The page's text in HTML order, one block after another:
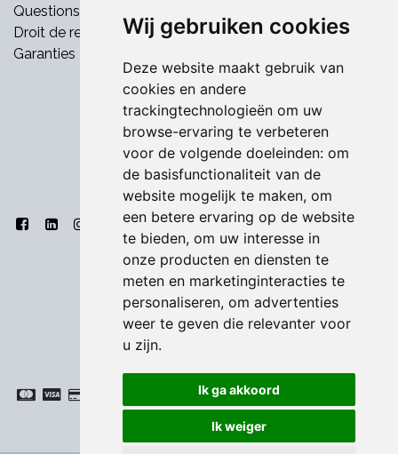
Wij gebruiken cookies
Deze website maakt gebruik van
cookies en andere
trackingtechnologieën om uw
browse-ervaring te verbeteren
voor de volgende doeleinden: om
de basisfunctionaliteit van de
website mogelijk te maken, om
een betere ervaring op de website
te bieden, om uw interesse in
onze producten en diensten te
meten en marketinginteracties te
personaliseren, om advertenties
weer te geven die relevanter voor
u zijn.
Ik ga akkoord
Ik weiger
Questions fréquemment posées
Droit de retrait
Garanties